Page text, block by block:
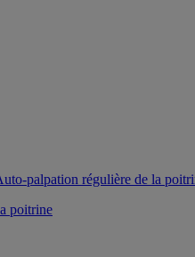
palpation régulière de la
poitrine